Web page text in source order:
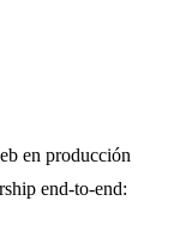
en producción
end-to-end: